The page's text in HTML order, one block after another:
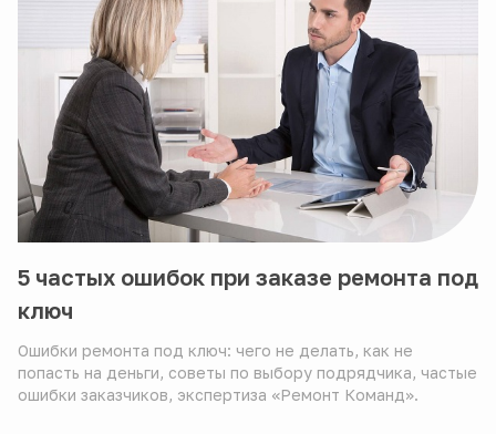
5 частых ошибок при заказе ремонта под
ключ
Ошибки ремонта под ключ: чего не делать, как не
попасть на деньги, советы по выбору подрядчика, частые
ошибки заказчиков, экспертиза «Ремонт Команд».